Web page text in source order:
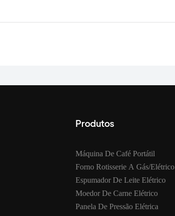
Produtos
Máquina De Café Portátil
Forno Rotisserie A Gás/elétrico
Espumador De Leite Elétrico
Moedor De Carne Elétrico
Panela De Pressão Elétrica